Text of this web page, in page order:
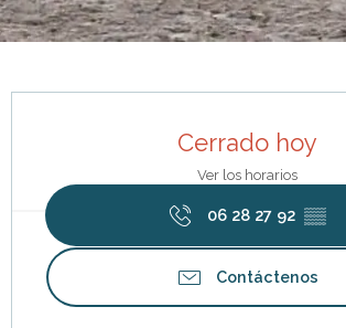
Cerrado hoy
Ver los horarios
06 28 27 92 ▒▒
Contáctenos